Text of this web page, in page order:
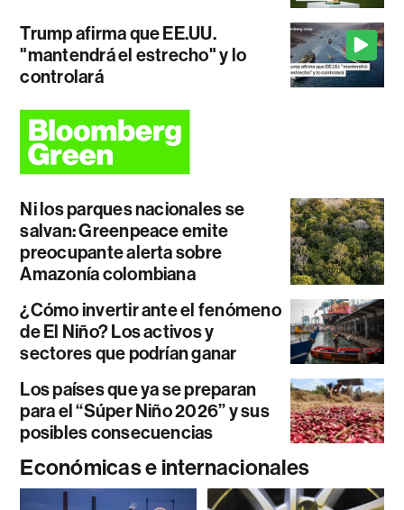
Trump afirma que EE.UU.
"mantendrá el estrecho" y lo
controlará
Ni los parques nacionales se
salvan: Greenpeace emite
preocupante alerta sobre
Amazonía colombiana
¿Cómo invertir ante el fenómeno
de El Niño? Los activos y
sectores que podrían ganar
Los países que ya se preparan
para el “Súper Niño 2026” y sus
posibles consecuencias
Económicas e internacionales